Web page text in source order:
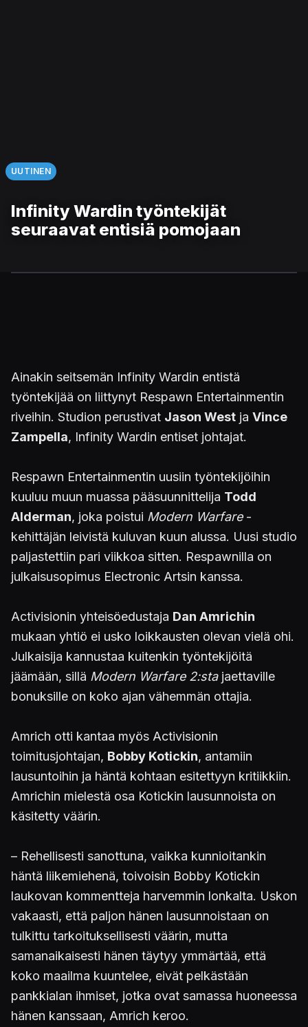
UUTINEN
Infinity Wardin työntekijät
seuraavat entisiä pomojaan
Ainakin seitsemän Infinity Wardin entistä
työntekijää on liittynyt Respawn Entertainmentin
riveihin. Studion perustivat Jason West ja Vince
Zampella, Infinity Wardin entiset johtajat.
Respawn Entertainmentin uusiin työntekijöihin
kuuluu muun muassa pääsuunnittelija Todd
Alderman, joka poistui Modern Warfare-
kehittäjän leivistä kuluvan kuun alussa. Uusi studio
paljastettiin pari viikkoa sitten. Respawnilla on
julkaisusopimus Electronic Artsin kanssa.
Activisionin yhteisöedustaja Dan Amrichin
mukaan yhtiö ei usko loikkausten olevan vielä ohi.
Julkaisija kannustaa kuitenkin työntekijöitä
jäämään, sillä Modern Warfare 2:stajaettaville
bonuksille on koko ajan vähemmän ottajia.
Amrich otti kantaa myös Activisionin
toimitusjohtajan, Bobby Kotickin, antamiin
lausuntoihin ja häntä kohtaan esitettyyn kritiikkiin.
Amrichin mielestä osa Kotickin lausunnoista on
käsitetty väärin.
– Rehellisesti sanottuna, vaikka kunnioitankin
häntä liikemiehenä, toivoisin Bobby Kotickin
laukovan kommentteja harvemmin lonkalta. Uskon
vakaasti, että paljon hänen lausunnoistaan on
tulkittu tarkoituksellisesti väärin, mutta
samanaikaisesti hänen täytyy ymmärtää, että
koko maailma kuuntelee, eivät pelkästään
pankkialan ihmiset, jotka ovat samassa huoneessa
hänen kanssaan, Amrich keroo.